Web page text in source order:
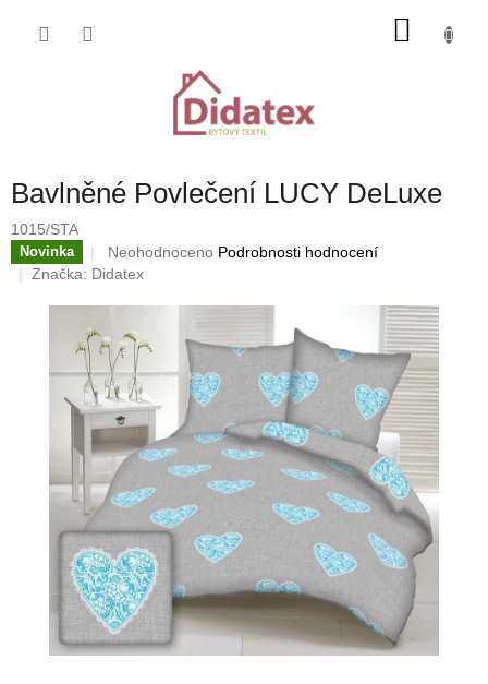
Bavlněné Povlečení LUCY DeLuxe
1015/STA
Novinka
Průměrné
hodnocení
0,0
z
5
hvězdiček.
Neohodnoceno Podrobnosti hodnocení
Značka: Didatex